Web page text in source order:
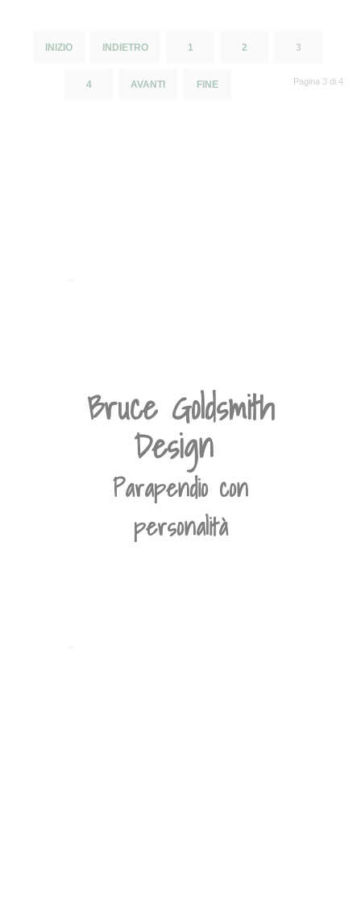
INIZIO INDIETRO 1 2 3
4 AVANTI FINE Pagina 3 di 4
Bruce Goldsmith
Design
Parapendio con
personalità